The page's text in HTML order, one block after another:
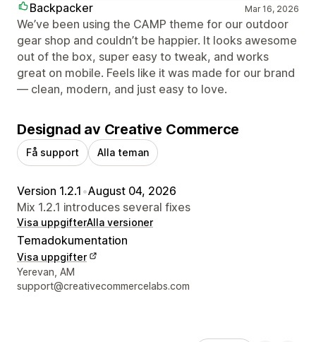
Backpacker
Mar 16, 2026
We’ve been using the CAMP theme for our outdoor
gear shop and couldn’t be happier. It looks awesome
out of the box, super easy to tweak, and works
great on mobile. Feels like it was made for our brand
— clean, modern, and just easy to love.
Designad av Creative Commerce
Få support Alla teman
Version 1.2.1 •August 04, 2026
Mix 1.2.1 introduces several fixes
Visa uppgifterAlla versioner
Temadokumentation
Visa uppgifter
Designerns kontaktuppgifter
Yerevan, AM
support@creativecommercelabs.com